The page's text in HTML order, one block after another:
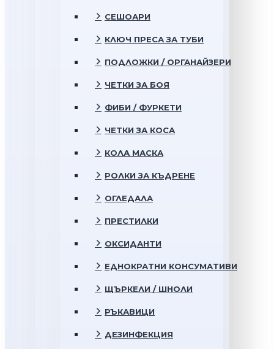
СЕШОАРИ
КЛЮЧ ПРЕСА ЗА ТУБИ
ПОДЛОЖКИ / ОРГАНАЙЗЕРИ
ЧЕТКИ ЗА БОЯ
ФИБИ / ФУРКЕТИ
ЧЕТКИ ЗА КОСА
КОЛА МАСКА
РОЛКИ ЗА КЪДРЕНЕ
ОГЛЕДАЛА
ПРЕСТИЛКИ
ОКСИДАНТИ
ЕДНОКРАТНИ КОНСУМАТИВИ
ЩЪРКЕЛИ / ШНОЛИ
РЪКАВИЦИ
ДЕЗИНФЕКЦИЯ